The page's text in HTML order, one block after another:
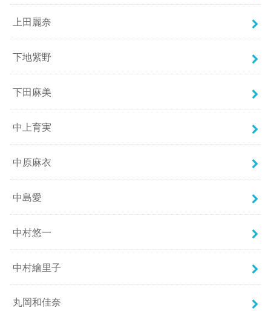
上田麗奈
下地紫野
下田麻美
中上育実
中原麻衣
中島愛
中村悠一
中村繪里子
丸岡和佳奈